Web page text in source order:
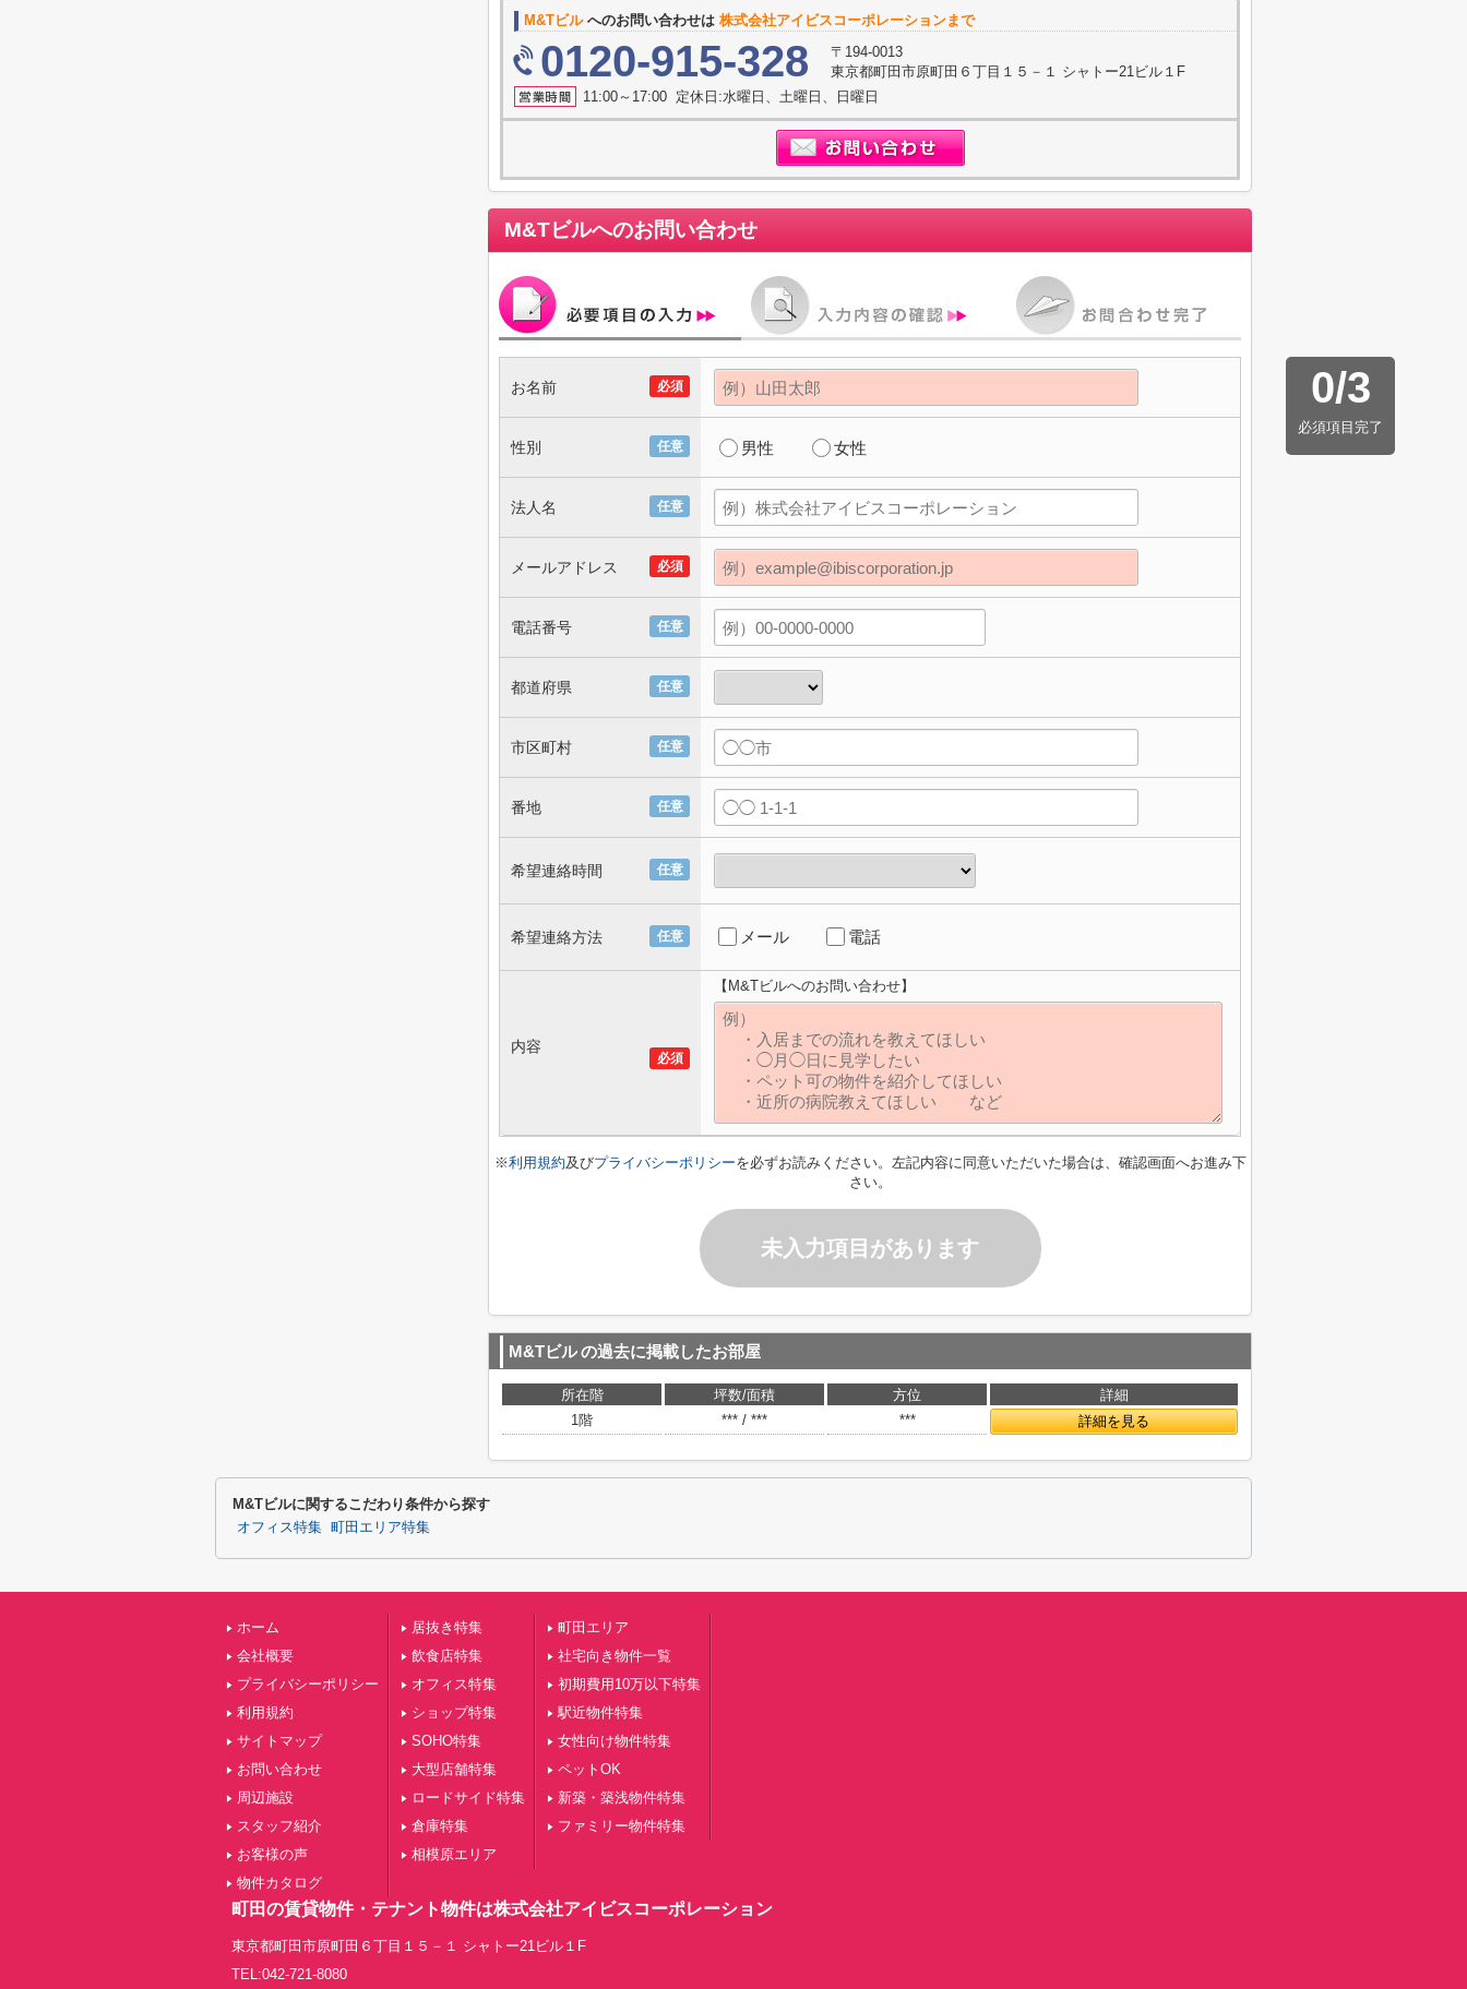
M&Tビルへのお問い合わせは 株式会社アイビスコーポレーションまで
0120-915-328
〒194-0013
東京都町田市原町田６丁目１５－１ シャトー21ビル１F
11:00～17:00 定休日:水曜日、土曜日、日曜日
M&Tビルへのお問い合わせ
0/3
必須項目完了
必須
お名前
任意
性別 男性 女性
任意
法人名
必須
メールアドレス
任意
電話番号
任意
都道府県
任意
市区町村
任意
番地
任意
希望連絡時間
任意
希望連絡方法 メール 電話
必須
内容
【M&Tビルへのお問い合わせ】
※利用規約及びプライバシーポリシーを必ずお読みください。左記内容に同意いただいた場合は、確認画面へお進み下
さい。
未入力項目があります
M&Tビルの過去に掲載したお部屋
所在階 坪数/面積 方位
詳細
1階
*** / *** *** 詳細を見る
M&Tビルに関するこだわり条件から探す
オフィス特集 町田エリア特集
ホーム
会社概要
プライバシーポリシー
利用規約
サイトマップ
お問い合わせ
周辺施設
スタッフ紹介
お客様の声
物件カタログ
居抜き特集
飲食店特集
オフィス特集
ショップ特集
SOHO特集
大型店舗特集
ロードサイド特集
倉庫特集
相模原エリア
町田エリア
社宅向き物件一覧
初期費用10万以下特集
駅近物件特集
女性向け物件特集
ペットOK
新築・築浅物件特集
ファミリー物件特集
町田の賃貸物件・テナント物件は株式会社アイビスコーポレーション
東京都町田市原町田６丁目１５－１ シャトー21ビル１F
TEL:042-721-8080